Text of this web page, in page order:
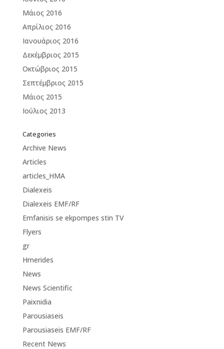
Μάιος 2016
Απρίλιος 2016
Ιανουάριος 2016
Δεκέμβριος 2015
Οκτώβριος 2015
Σεπτέμβριος 2015
Μάιος 2015
Ιούλιος 2013
Categories
Archive News
Articles
articles_HMA
Dialexeis
Dialexeis EMF/RF
Emfanisis se ekpompes stin TV
Flyers
gr
Hmerides
News
News Scientific
Paixnidia
Parousiaseis
Parousiaseis EMF/RF
Recent News